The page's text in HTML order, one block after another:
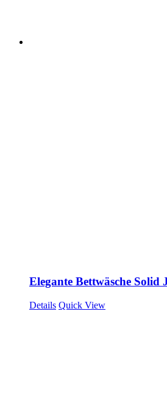
Elegante Bettwäsche Solid
Details Quick View